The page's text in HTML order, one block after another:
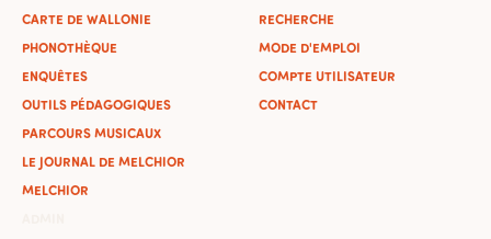
CARTE DE WALLONIE
PHONOTHÈQUE
ENQUÊTES
OUTILS PÉDAGOGIQUES
PARCOURS MUSICAUX
LE JOURNAL DE MELCHIOR
MELCHIOR
RECHERCHE
MODE D'EMPLOI
COMPTE UTILISATEUR
CONTACT